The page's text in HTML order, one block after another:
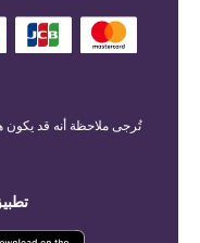
تطبيق H REWARDS APP
تُرجى ملاحظة أنه قد يكون